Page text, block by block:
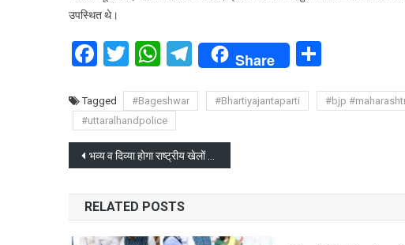
उपस्थित थे।
Facebook
Twitter
WhatsApp
Telegram
Share
Tagged #Bageshwar #Bhartiyajantaparti #bjp
#uttaralhandpolice
Post
navigation
भव्य व दिव्या होगा राष्ट्रीय खेलों का उदघाटन समारोह : खेल मंत्री
RELATED POSTS